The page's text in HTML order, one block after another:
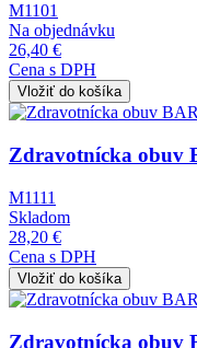
M1101
Na objednávku
26,40 €
Cena s DPH
Obrázok
Zdravotnícka obuv
M1111
Skladom
28,20 €
Cena s DPH
Obrázok
Zdravotnícka obuv